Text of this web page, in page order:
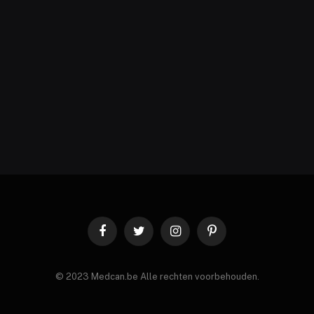
FacebookTwitter InstagramPinterest
© 2023 Medcan.be Alle rechten voorbehouden.